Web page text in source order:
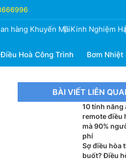
hàng Khuyến MãiKinh Nghiệm
Điều Hoà Công Trình Bơm Nhiệt
BÀI VIẾT LIÊN
10 tính năng
remote điều
mà 90%
phí
Sợ điều hòa
buốt? Điều